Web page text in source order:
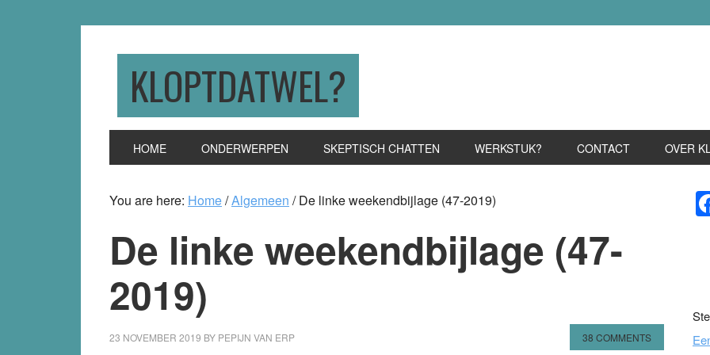
KLOPTDATWEL?
HOME ONDERWERPEN SKEPTISCH CHATTEN WERKSTUK? CONTACT OVER
You are here: Home/Algemeen /De linke weekendbijlage (47-2019)
De linke weekendbijlage (47-
2019)
23 NOVEMBER 2019 BY PEPIJN VAN ERP 38 COMMENTS